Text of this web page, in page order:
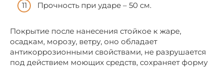
Прочность при ударе – 50 см.
Покрытие после нанесения стойкое к жаре,
осадкам, морозу, ветру, оно обладает
антикоррозионными свойствами, не разрушается
под действием моющих средств, сохраняет форму